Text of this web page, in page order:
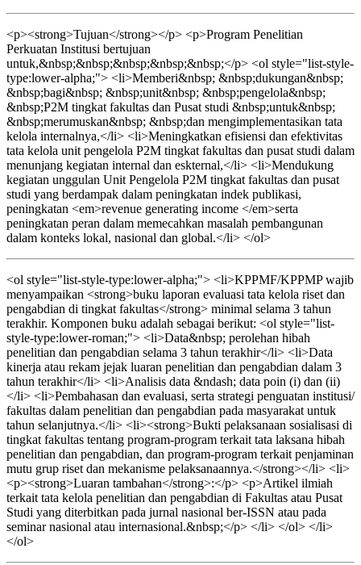
<p><strong>Tujuan</strong></p> <p>Program Penelitian
Perkuatan Institusi bertujuan
untuk,&nbsp;&nbsp;&nbsp;&nbsp;&nbsp;</p> <ol style="list-style-
type:lower-alpha;"> <li>Memberi&nbsp; &nbsp;dukungan&nbsp;
&nbsp;bagi&nbsp; &nbsp;unit&nbsp; &nbsp;pengelola&nbsp;
&nbsp;P2M tingkat fakultas dan Pusat studi &nbsp;untuk&nbsp;
&nbsp;merumuskan&nbsp; &nbsp;dan mengimplementasikan tata
kelola internalnya,</li> <li>Meningkatkan efisiensi dan efektivitas
tata kelola unit pengelola P2M tingkat fakultas dan pusat studi dalam
menunjang kegiatan internal dan eskternal,</li> <li>Mendukung
kegiatan unggulan Unit Pengelola P2M tingkat fakultas dan pusat
studi yang berdampak dalam peningkatan indek publikasi,
peningkatan <em>revenue generating income </em>serta
peningkatan peran dalam memecahkan masalah pembangunan
dalam konteks lokal, nasional dan global.</li> </ol>
<ol style="list-style-type:lower-alpha;"> <li>KPPMF/KPPMP wajib
menyampaikan <strong>buku laporan evaluasi tata kelola riset dan
pengabdian di tingkat fakultas</strong> minimal selama 3 tahun
terakhir. Komponen buku adalah sebagai berikut: <ol style="list-
style-type:lower-roman;"> <li>Data&nbsp; perolehan hibah
penelitian dan pengabdian selama 3 tahun terakhir</li> <li>Data
kinerja atau rekam jejak luaran penelitian dan pengabdian dalam 3
tahun terakhir</li> <li>Analisis data &ndash; data poin (i) dan (ii)
</li> <li>Pembahasan dan evaluasi, serta strategi penguatan institusi/
fakultas dalam penelitian dan pengabdian pada masyarakat untuk
tahun selanjutnya.</li> <li><strong>Bukti pelaksanaan sosialisasi di
tingkat fakultas tentang program-program terkait tata laksana hibah
penelitian dan pengabdian, dan program-program terkait penjaminan
mutu grup riset dan mekanisme pelaksanaannya.</strong></li> <li>
<p><strong>Luaran tambahan</strong>:</p> <p>Artikel ilmiah
terkait tata kelola penelitian dan pengabdian di Fakultas atau Pusat
Studi yang diterbitkan pada jurnal nasional ber-ISSN atau pada
seminar nasional atau internasional.&nbsp;</p> </li> </ol> </li>
</ol>